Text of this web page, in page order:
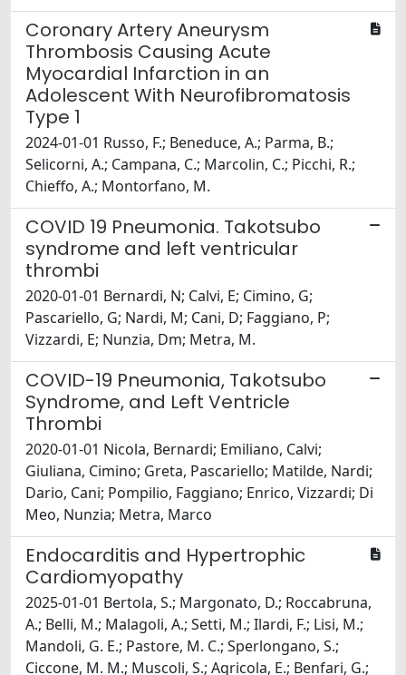
Coronary Artery Aneurysm
Thrombosis Causing Acute
Myocardial Infarction in an
Adolescent With Neurofibromatosis
Type 1
2024-01-01 Russo, F.; Beneduce, A.; Parma, B.;
Selicorni, A.; Campana, C.; Marcolin, C.; Picchi, R.;
Chieffo, A.; Montorfano, M.
COVID 19 Pneumonia. Takotsubo
syndrome and left ventricular
thrombi
2020-01-01 Bernardi, N; Calvi, E; Cimino, G;
Pascariello, G; Nardi, M; Cani, D; Faggiano, P;
Vizzardi, E; Nunzia, Dm; Metra, M.
COVID-19 Pneumonia, Takotsubo
Syndrome, and Left Ventricle
Thrombi
2020-01-01 Nicola, Bernardi; Emiliano, Calvi;
Giuliana, Cimino; Greta, Pascariello; Matilde, Nardi;
Dario, Cani; Pompilio, Faggiano; Enrico, Vizzardi; Di
Meo, Nunzia; Metra, Marco
Endocarditis and Hypertrophic
Cardiomyopathy
2025-01-01 Bertola, S.; Margonato, D.; Roccabruna,
A.; Belli, M.; Malagoli, A.; Setti, M.; Ilardi, F.; Lisi, M.;
Mandoli, G. E.; Pastore, M. C.; Sperlongano, S.;
Ciccone, M. M.; Muscoli, S.; Agricola, E.; Benfari, G.;